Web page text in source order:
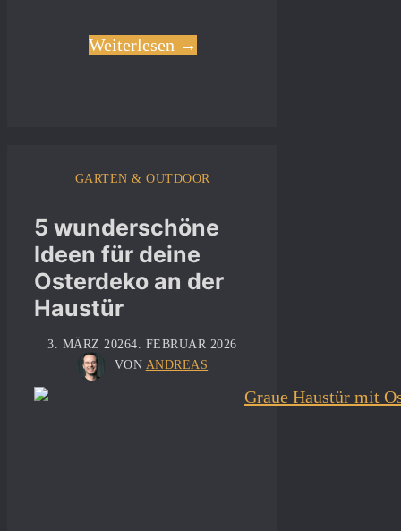
Weiterlesen →
GARTEN & OUTDOOR
5 wunderschöne
Ideen für deine
Osterdeko an der
Haustür
3. MÄRZ 20264. FEBRUAR 2026
VON ANDREAS